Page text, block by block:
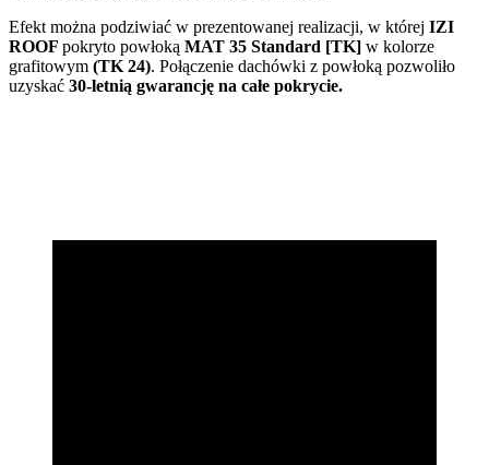
Efekt można podziwiać w prezentowanej realizacji, w której IZI
ROOF pokryto powłoką MAT 35 Standard [TK] w kolorze
grafitowym (TK 24). Połączenie dachówki z powłoką pozwoliło
uzyskać 30-letnią gwarancję na całe pokrycie.